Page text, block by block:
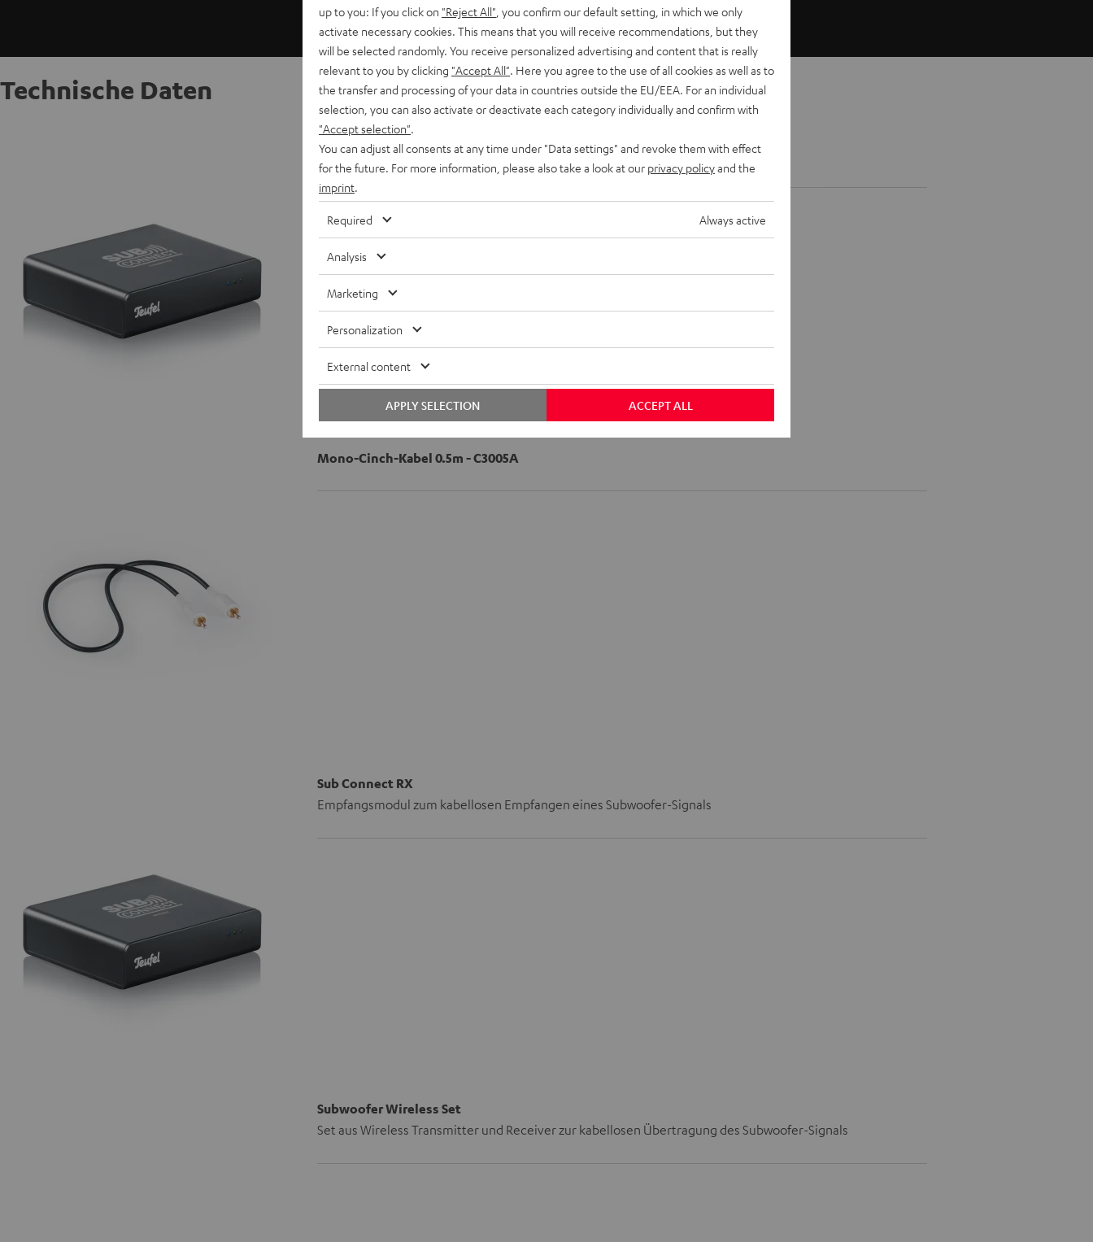
Technische Daten
Sub Connect TX
Sendemodul zum kabellosen Senden eines Subwoofer-Signals
Mono-Cinch-Kabel 0.5m - C3005A
Sub Connect RX
Empfangsmodul zum kabellosen Empfangen eines Subwoofer-Signals
Subwoofer Wireless Set
Set aus Wireless Transmitter und Receiver zur kabellosen Übertragung des Subwoofer-Signals
up to you: If you click on "Reject All" , you confirm our default setting, in which we only
activate necessary cookies. This means that you will receive recommendations, but they
will be selected randomly. You receive personalized advertising and content that is really
relevant to you by clicking "Accept All" . Here you agree to the use of all cookies as well as to
the transfer and processing of your data in countries outside the EU/EEA. For an individual
selection, you can also activate or deactivate each category individually and confirm with
"Accept selection"
You can adjust all consents at any time under "Data settings" and revoke them with effect
for the future. For more information, please also take a look at our privacy policyand the
imprint
Required Always active
Analysis
Marketing
Personalization
External content
ACCEPT ALL
APPLY SELECTION